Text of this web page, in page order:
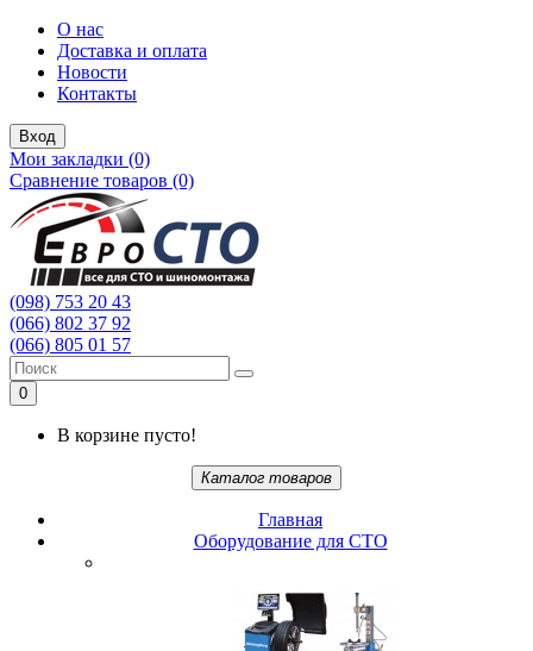
О нас
Доставка и оплата
Новости
Контакты
Вход
Мои закладки (0)
Сравнение товаров (0)
(098) 753 20 43
(066) 802 37 92
(066) 805 01 57
0
В корзине пусто!
Каталог товаров
Главная
Oбopудoвaниe для CTO